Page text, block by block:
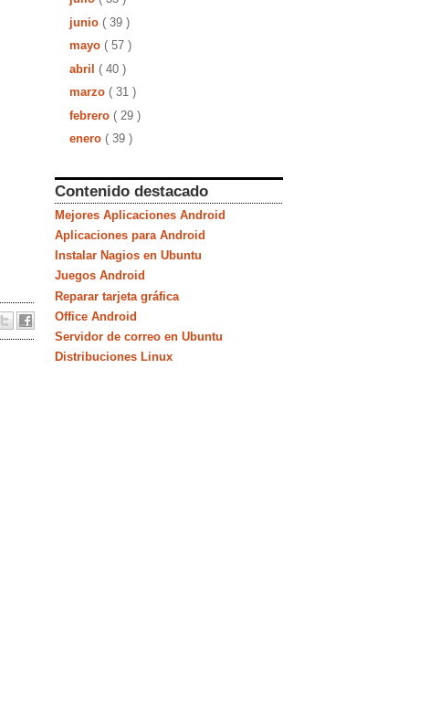
junio ( 39 )
mayo ( 57 )
abril ( 40 )
marzo ( 31 )
febrero ( 29 )
enero ( 39 )
Contenido destacado
Mejores Aplicaciones Android
Aplicaciones para Android
Instalar Nagios en Ubuntu
Juegos Android
Reparar tarjeta gráfica
Office Android
Servidor de correo en Ubuntu
Distribuciones Linux